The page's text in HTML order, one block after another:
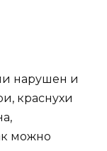
нарушен и
краснухи
можно